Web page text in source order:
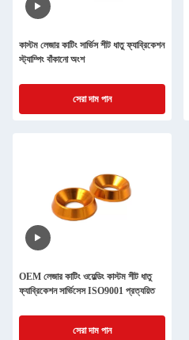
কাস্টম লেজার কাটিং সার্ভিস শীট ধাতু ফ্যাব্রিকেশন
স্ট্যাম্পিং বাঁকানো অংশ
সেরা দাম পান
OEM লেজার কাটিং ওয়েল্ডিং কাস্টম শীট ধাতু
ফ্যাব্রিকেশন সার্ভিসেস ISO9001 প্রত্যয়িত
সেরা দাম পান